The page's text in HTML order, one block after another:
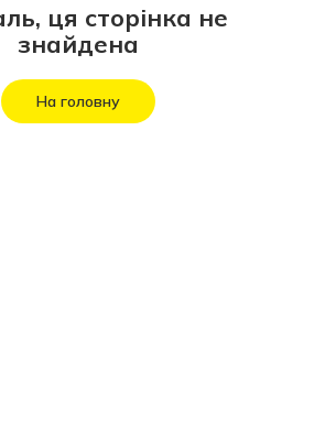
ця сторінка не
знайдена
На головну